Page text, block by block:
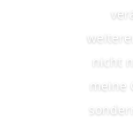
nicht
meine